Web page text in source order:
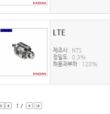
LTE
제조사 : NTS
정밀도 : 0.3%
허용과부하 : 120%
1 /